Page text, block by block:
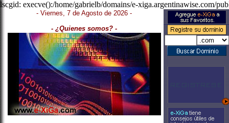
lscgid: execve():/home/gabrielb/domains/e-xiga.argentinawise.com/
- Viernes, 7 de Agosto de 2026 -
- ¿Quienes somos? -